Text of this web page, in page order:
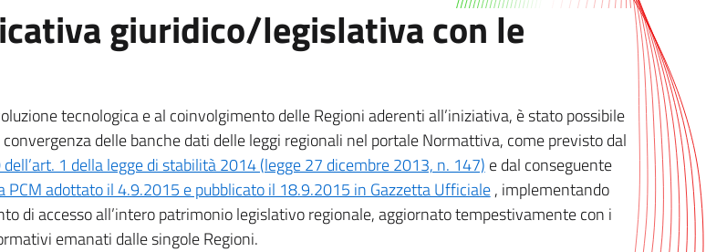
giuridico/legislativa con le
tecnologica e al coinvolgimento delle Regioni aderenti all’iniziativa, è stato possibile
delle banche dati delle leggi regionali nel portale Normattiva, come previsto dal
1 della legge di stabilità 2014 (legge 27 dicembre 2013, n. 147) e dal conseguente
PCM adottato il 4.9.2015 e pubblicato il 18.9.2015 in Gazzetta Ufficiale, implementando
di accesso all’intero patrimonio legislativo regionale, aggiornato tempestivamente con i
emanati dalle singole Regioni.